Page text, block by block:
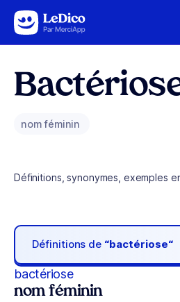
Aller au contenu
nom féminin
Définitions, synonymes, exemples
Définitions de “bactériose“
bactériose
nom féminin